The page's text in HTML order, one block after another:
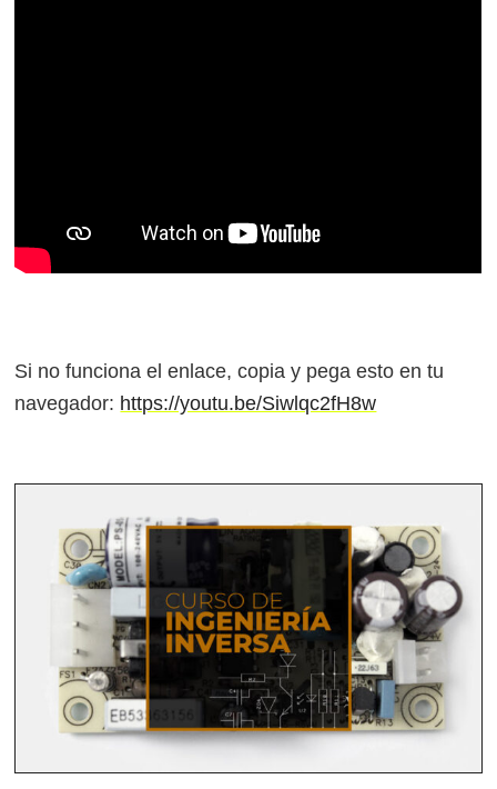
Si no funciona el enlace, copia y pega esto en tu
navegador: https://youtu.be/Siwlqc2fH8w